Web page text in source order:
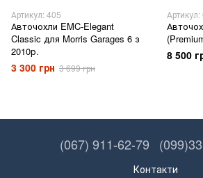
Артикул: 405
Авточохли EMC-Elegant
Classic для Morris Garages 6 з
2010р.
3 300 грн 3 699 грн
Артикул:
8 500
(067) 911-62-79
Контакти